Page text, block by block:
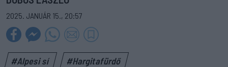
2025. JANUÁR 15., 20:57
#Alpesi sí #Hargitafürdő